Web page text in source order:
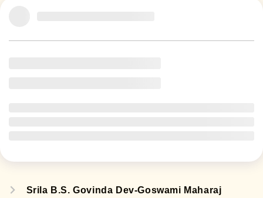
Srila B.S. Govinda Dev-Goswami Maharaj